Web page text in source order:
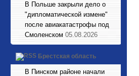
В Польше закрыли дело о
"дипломатической измене"
после авиакатастрофы под
Смоленском 05.08.2026
Брестская область
В Пинском районе начали